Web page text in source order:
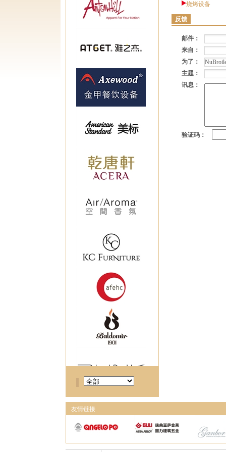
烧烤设备
反馈
邮件：
来自：
为了：
主题：
讯息：
验证码：
友情链接